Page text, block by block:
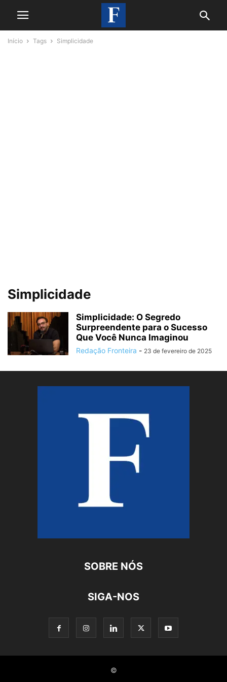
Início Tags Simplicidade
Simplicidade
Simplicidade: O Segredo
Surpreendente para o Sucesso
Que Você Nunca Imaginou
Redação Fronteira - 23 de fevereiro de 2025
SOBRE NÓS
SIGA-NOS
©